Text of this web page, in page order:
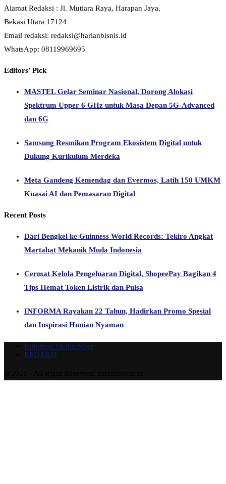
Alamat Redaksi : Jl. Mutiara Raya, Harapan Jaya,
Bekasi Utara 17124
Email redaksi: redaksi@harianbisnis.id
WhatsApp: 08119969695
Editors’ Pick
MASTEL Gelar Seminar Nasional, Dorong Alokasi
Spektrum Upper 6 GHz untuk Masa Depan 5G-Advanced
dan 6G
Samsung Resmikan Program Ekosistem Digital untuk
Dukung Kurikulum Merdeka
Meta Gandeng Kemendag dan Evermos, Latih 150 UMKM
Kuasai AI dan Pemasaran Digital
Recent Posts
Dari Bengkel ke Guinness World Records: Tekiro Angkat
Martabat Mekanik Muda Indonesia
Cermat Kelola Pengeluaran Digital, ShopeePay Bagikan 4
Tips Hemat Token Listrik dan Pulsa
INFORMA Rayakan 22 Tahun, Hadirkan Promo Spesial
dan Inspirasi Hunian Nyaman
Pedoman Media Siber
REDAKSI